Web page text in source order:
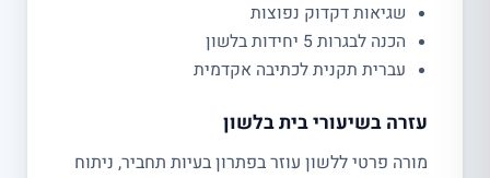
שגיאות דקדוק נפוצות
הכנה לבגרות 5 יחידות בלשון
עברית תקנית לכתיבה אקדמית
עזרה בשיעורי בית בלשון
מורה פרטי ללשון עוזר בפתרון בעיות תחביר, ניתוח